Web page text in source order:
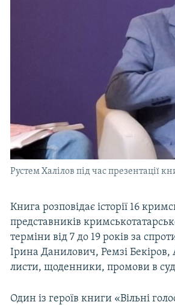
Рустем Халілов під час презентації
Книга розповідає історії 16
представників
терміни від 7 до 19 років за
Ірина Данилович, Ремзі Бекіров,
листи, щоденники, промови в
Один із героїв книги «Вільні